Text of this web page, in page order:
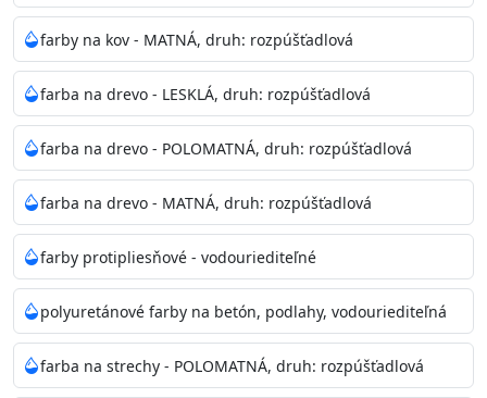
Pantone
Informácie k aplikácií
Pred použitím farbu narieďte do 10% vodou podľa
spôsobu aplikácie. Dobre premiešajte a občas opakujte
aj počas náteru. Naneste jednu
vrstvu štetcom, valčekom alebo striekacou pištoľou
farba zasychá na dotyk po 30-60min./23°C po
dokonalom preschnutí minimálne 3-
4hod/23°C je možné aplikovať ďalšiu vrstvu náteru.
Doba schnutia je závislá na poveternostných
podmienkach s vyššou vlhkosťou a nižšou
teplotou sa doba schnutia predlžuje.
farby na kov - MATNÁ, druh: rozpúšťadlová
farba na drevo - LESKLÁ, druh: rozpúšťadlová
farba na drevo - POLOMATNÁ, druh: rozpúšťadlová
farba na drevo - MATNÁ, druh: rozpúšťadlová
farby protipliesňové - vodouriediteľné
polyuretánové farby na betón, podlahy, vodouriediteľná
farba na strechy - POLOMATNÁ, druh: rozpúšťadlová